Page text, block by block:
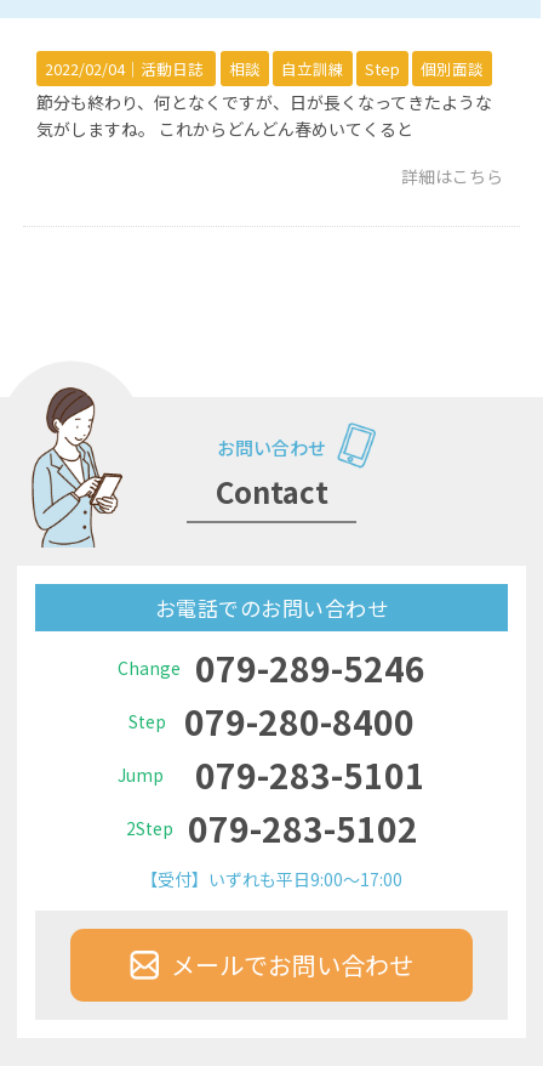
2022/02/04｜ 活動日誌 相談 自立訓練 Step 個別面談
節分も終わり、何となくですが、日が長くなってきたような
気がしますね。 これからどんどん春めいてくると
詳細はこちら
お問い合わせ
Contact
お電話でのお問い合わせ
Change 079-289-5246
Step 079-280-8400
Jump 079-283-5101
2Step 079-283-5102
【受付】いずれも平日9:00～17:00
メールでお問い合わせ